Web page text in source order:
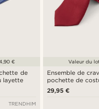
de
layette
€
TRENDHIM
Ensemble de
pochette de
29,95 €
Valeur du